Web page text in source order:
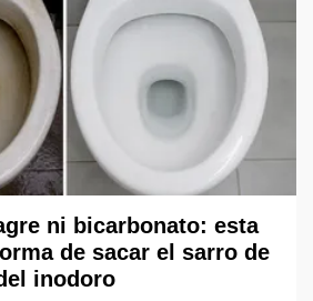
ni bicarbonato: esta
de sacar el sarro de
inodoro